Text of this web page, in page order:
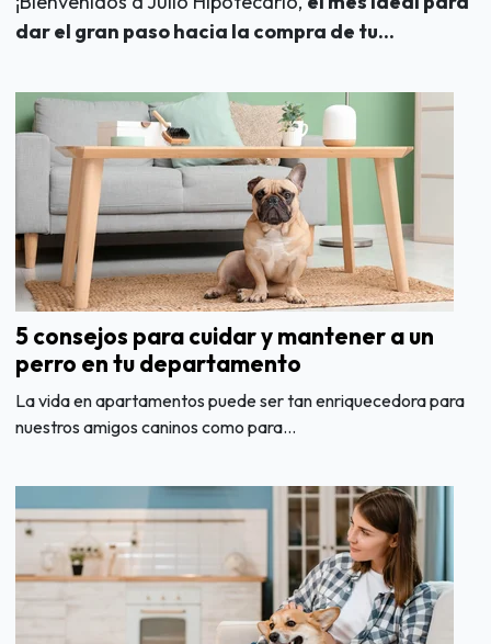
dar el gran paso hacia la compra de tu...
5 consejos para cuidar y mantener a un
perro en tu departamento
La vida en apartamentos puede ser tan enriquecedora para
nuestros amigos caninos como para...